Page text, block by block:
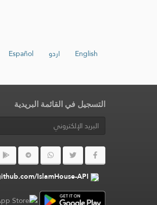
English اردو Español
التسجيل في القائمة البريدية
IslamHouse-API